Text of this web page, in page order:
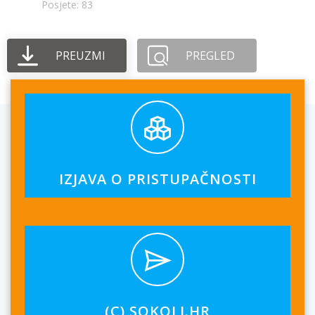
Posjete: 83
PREUZMI PREGLED
IZJAVA O PRISTUPAČNOSTI
(C) SOKOLI.HR